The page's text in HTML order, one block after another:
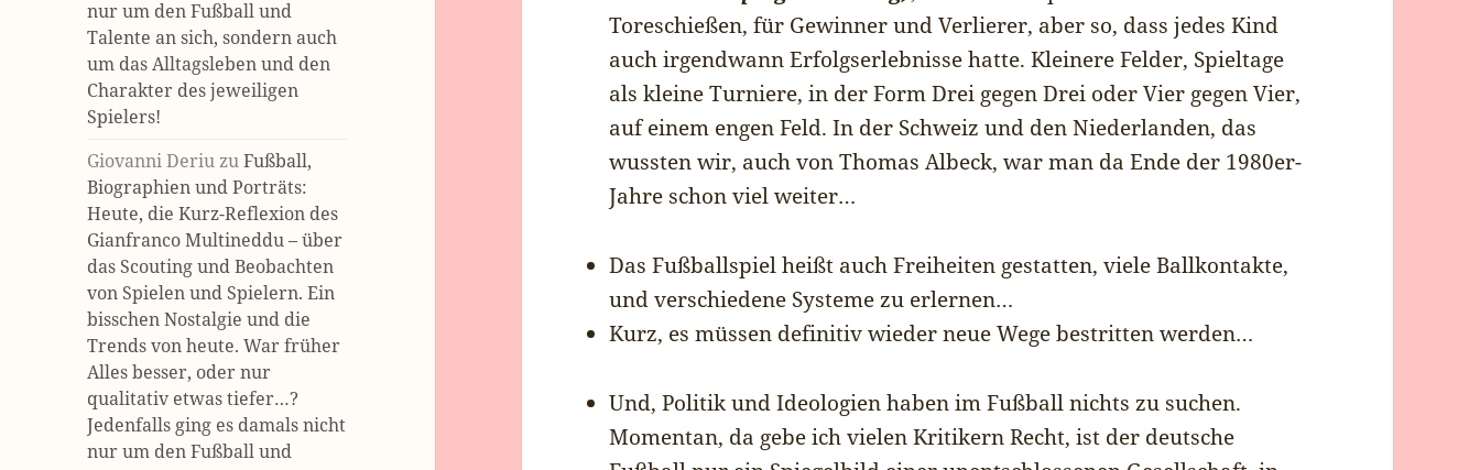
nur um den Fußball und
Talente an sich, sondern auch
um das Alltagsleben und den
Charakter des jeweiligen
Spielers!
Giovanni DeriuzuFußball,
Biographien und Porträts:
Heute, die Kurz-Reflexion des
Gianfranco Multineddu – über
das Scouting und Beobachten
von Spielen und Spielern. Ein
bisschen Nostalgie und die
Trends von heute. War früher
Alles besser, oder nur
qualitativ etwas tiefer…?
Jedenfalls ging es damals nicht
nur um den Fußball und
Toreschießen, für Gewinner und Verlierer, aber so, dass jedes Kind
auch irgendwann Erfolgserlebnisse hatte. Kleinere Felder, Spieltage
als kleine Turniere, in der Form Drei gegen Drei oder Vier gegen Vier,
auf einem engen Feld. In der Schweiz und den Niederlanden, das
wussten wir, auch von Thomas Albeck, war man da Ende der 1980er-
Jahre schon viel weiter…
Das Fußballspiel heißt auch Freiheiten gestatten, viele Ballkontakte,
und verschiedene Systeme zu erlernen…
Kurz, es müssen definitiv wieder neue Wege bestritten werden…
Und, Politik und Ideologien haben im Fußball nichts zu suchen.
Momentan, da gebe ich vielen Kritikern Recht, ist der deutsche